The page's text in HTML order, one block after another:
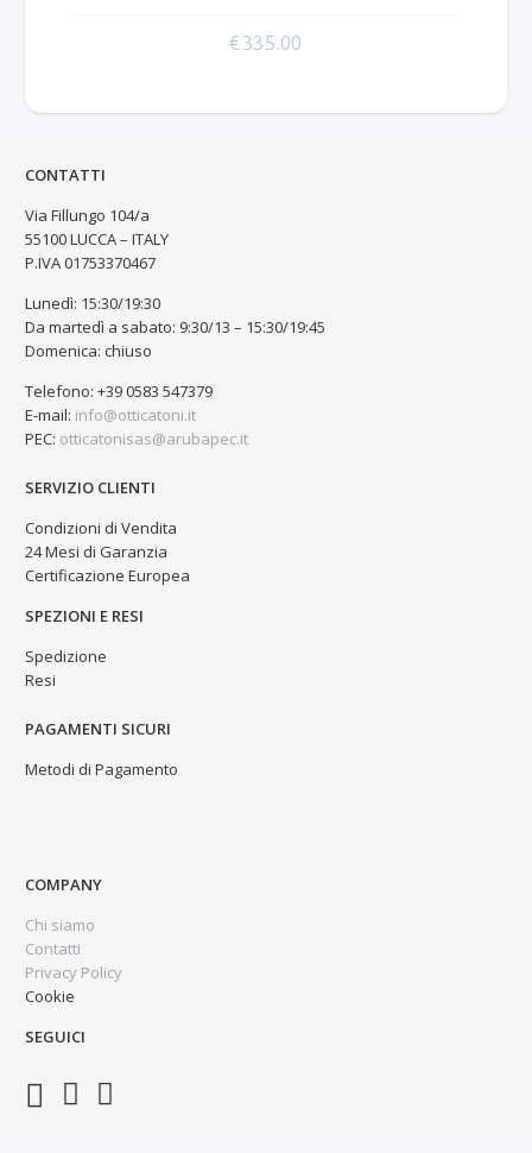
€ 335.00
CONTATTI
Via Fillungo 104/a
55100 LUCCA – ITALY
P.IVA 01753370467
Lunedì: 15:30/19:30
Da martedì a sabato: 9:30/13 – 15:30/19:45
Domenica: chiuso
Telefono: +39 0583 547379
E-mail: info@otticatoni.it
PEC: otticatonisas@arubapec.it
SERVIZIO CLIENTI
Condizioni di Vendita
24 Mesi di Garanzia
Certificazione Europea
SPEZIONI E RESI
Spedizione
Resi
PAGAMENTI SICURI
Metodi di Pagamento
COMPANY
Chi siamo
Contatti
Privacy Policy
Cookie
SEGUICI